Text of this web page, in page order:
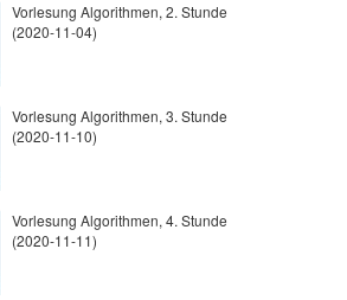
Vorlesung Algorithmen, 2. Stunde
(2020-11-04)
Vorlesung Algorithmen, 3. Stunde
(2020-11-10)
Vorlesung Algorithmen, 4. Stunde
(2020-11-11)